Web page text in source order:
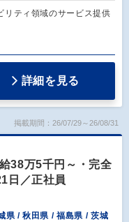
ティ領域のサービス提供
詳細を見る
掲載期間：26/07/29～26/08/31
38万5千円～・完全
日／正社員
県 / 秋田県 / 福島県 / 茨城